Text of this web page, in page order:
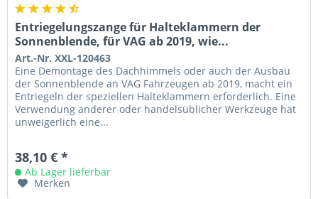
Entriegelungszange für Halteklammern der
Sonnenblende, für VAG ab 2019, wie...
Art.-Nr. XXL-120463
Eine Demontage des Dachhimmels oder auch der Ausbau
der Sonnenblende an VAG Fahrzeugen ab 2019, macht ein
Entriegeln der speziellen Halteklammern erforderlich. Eine
Verwendung anderer oder handelsüblicher Werkzeuge hat
unweigerlich eine...
38,10 € *
Ab Lager lieferbar
Merken